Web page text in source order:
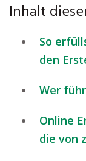
Inhalt
So
den
Wer
Online
die von